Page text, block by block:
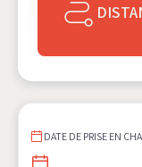
DATE DE PRISE EN